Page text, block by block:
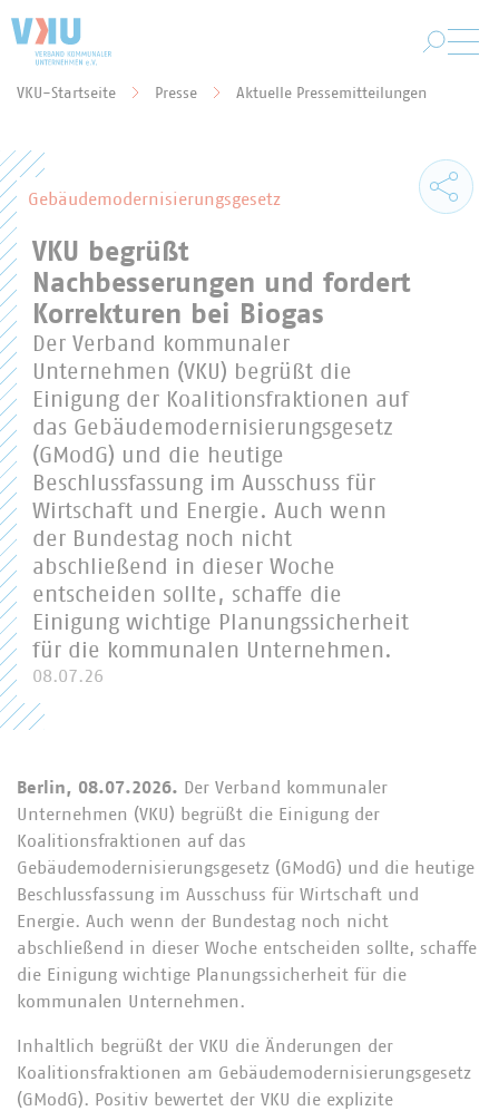
VKU-Startseite Presse Aktuelle Pressemitteilungen
Gebäudemodernisierungsgesetz
VKU begrüßt
Nachbesserungen und fordert
Korrekturen bei Biogas
Der Verband kommunaler
Unternehmen (VKU) begrüßt die
Einigung der Koalitionsfraktionen auf
das Gebäudemodernisierungsgesetz
(GModG) und die heutige
Beschlussfassung im Ausschuss für
Wirtschaft und Energie. Auch wenn
der Bundestag noch nicht
abschließend in dieser Woche
entscheiden sollte, schaffe die
Einigung wichtige Planungssicherheit
für die kommunalen Unternehmen.
08.07.26
Berlin, 08.07.2026. Der Verband kommunaler
Unternehmen (VKU) begrüßt die Einigung der
Koalitionsfraktionen auf das
Gebäudemodernisierungsgesetz (GModG) und die heutige
Beschlussfassung im Ausschuss für Wirtschaft und
Energie. Auch wenn der Bundestag noch nicht
abschließend in dieser Woche entscheiden sollte, schaffe
die Einigung wichtige Planungssicherheit für die
kommunalen Unternehmen.
Inhaltlich begrüßt der VKU die Änderungen der
Koalitionsfraktionen am Gebäudemodernisierungsgesetz
(GModG). Positiv bewertet der VKU die explizite